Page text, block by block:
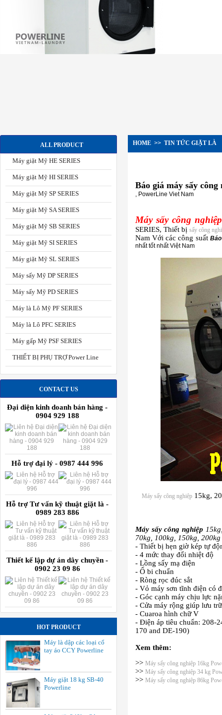
ALL PRODUCT
Máy giặt Mỹ HE SERIES
Máy giặt Mỹ HI SERIES
Máy giặt Mỹ SP SERIES
Máy giặt Mỹ SA SERIES
Máy giặt Mỹ SB SERIES
Máy giặt Mỹ SI SERIES
Máy giặt Mỹ SL SERIES
Máy sấy Mỹ DP SERIES
Máy sấy Mỹ PD SERIES
Máy là Lô Mỹ PF SERIES
Máy là Lô PFC SERIES
Máy gấp Mỹ PSF SERIES
THIẾT BỊ PHỤ TRỢ Power Line
CONTACT US
Đại diện kinh doanh bán hàng -
0904 929 188
Hỗ trợ đại lý - 0987 444 996
Hỗ trợ Tư vấn kỹ thuật giặt là -
0989 283 886
Thiết kế lập dự án dây chuyền -
0902 23 09 86
HOT PRODUCT
Máy là dập các loại cổ
tay áo CCY Powerline
Máy giặt 18 kg SB-40
Powerline
HOME >> TIN TỨC GIẶT LÀ
Báo giá máy sấy
, PowerLine Viet Nam
Máy sấy công
SERIES, Thiết bịsấy công
Nam Với các công suất
nhất tốt nhất Việt Nam
Máy sấy công nghiệp15kg,
Máy sấy công nghiệp
70kg, 100kg, 150kg, 200kg
- Thiết bị hẹn giờ kép tự
- 4 mức thay đổi nhiệt độ
- Lồng sấy mạ điện
- Ổ bi chuẩn
- Ròng rọc đúc sắt
- Vỏ máy sơn tĩnh điện có
- Góc cạnh máy chịu lực
- Cửa máy rộng giúp lưu
- Cuaroa hình chữ V
- Điện áp tiêu chuẩn: 208-
170 and DE-190)
Xem thêm:
>> Máy sấy công nghiệp 16kg
>> Máy sấy công nghiệp 34 kg
>> Máy sấy công nghiệp 86kg